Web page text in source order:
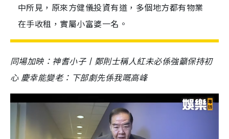
中所見，原來方健儀投資有道，多個地方都有物業
在手收租，實屬小富婆一名。
同場加映：神耆小子丨鄭則士稱人紅未必係強籲保持初
心 慶幸能變老：下部劇先係我嘅高峰